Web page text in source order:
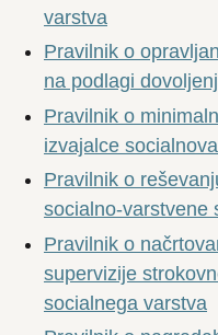
varstva
Pravilnik o
na podlagi
Pravilnik o
izvajalce
Pravilnik o
socialno-varstvene
Pravilnik o
supervizije
socialnega varstva